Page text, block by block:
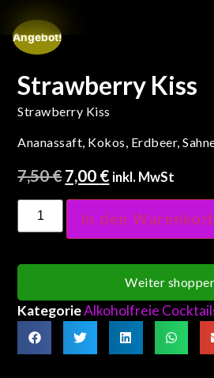
Angebot!
Strawberry Kiss
Strawberry Kiss
Ananassaft, Kokos, Erdbeer,
7,50€7,00 € inkl. MwSt
In den
Weiter
KategorieAlkoholfreie